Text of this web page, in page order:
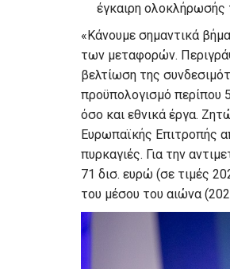
έγκαιρη ολοκλήρωσής
«Κάνουμε σημαντικά
των μεταφορών.
βελτίωση της
προϋπολογισμό περίπου
όσο και εθνικά έργα.
Ευρωπαϊκής Επιτροπής
πυρκαγιές. Για την
71 δισ. ευρώ (σε τιμές
του μέσου του αιώνα